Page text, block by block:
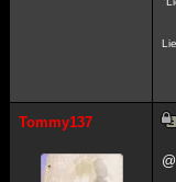
Tommy137